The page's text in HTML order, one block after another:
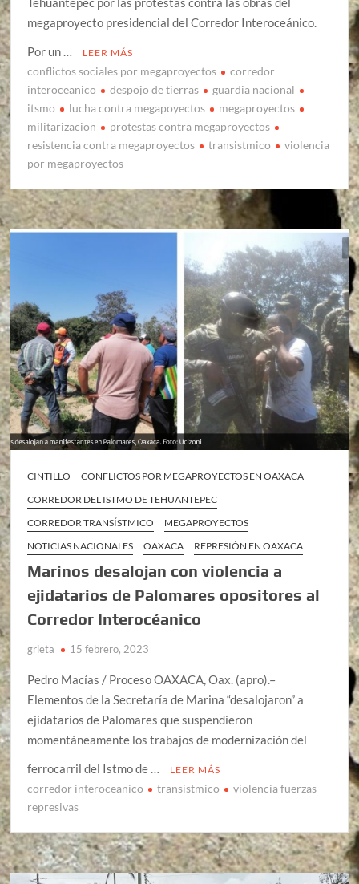
megaproyecto presidencial del Corredor Interoceánico.
Por un …
LEER MÁS
conflictos sociales por megaproyectos
corredor
interoceanico
despojo de tierras
guardia nacional
itsmo
lucha contra megapoyectos
megaproyectos
militarizacion
protestas contra megaproyectos
resistencia contra megaproyectos
transistmico
violencia
por megaproyectos
CINTILLO
CONFLICTOS POR MEGAPROYECTOS EN OAXACA
CORREDOR DEL ISTMO DE TEHUANTEPEC
CORREDOR TRANSÍSTMICO
MEGAPROYECTOS
NOTICIAS NACIONALES
OAXACA REPRESIÓN EN OAXACA
Marinos desalojan con violencia a
ejidatarios de Palomares opositores al
Corredor Interocéanico
grieta 15 febrero, 2023
Pedro Macías / Proceso OAXACA, Oax. (apro).–
Elementos de la Secretaría de Marina “desalojaron” a
ejidatarios de Palomares que suspendieron
momentáneamente los trabajos de modernización del
ferrocarril del Istmo de …
LEER MÁS
corredor interoceanico transistmico
violencia fuerzas
represivas